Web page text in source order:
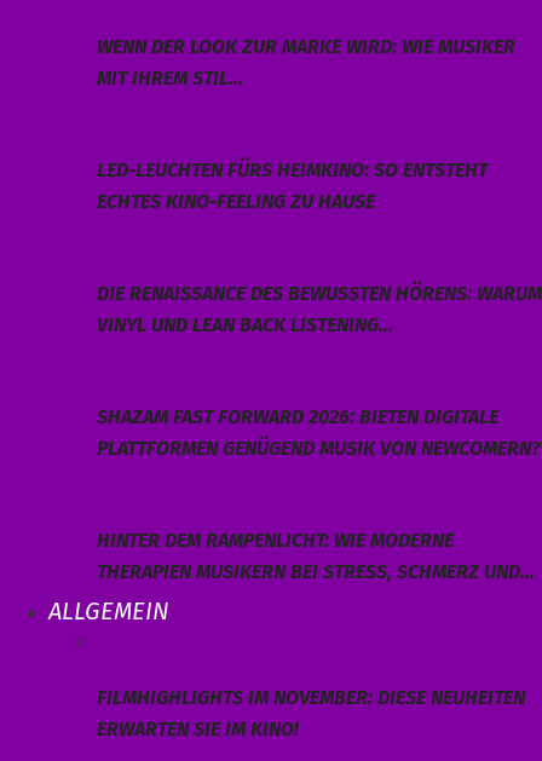
WENN DER LOOK ZUR MARKE WIRD: WIE MUSIKER
MIT IHREM STIL…
LED-LEUCHTEN FÜRS HEIMKINO: SO ENTSTEHT
ECHTES KINO-FEELING ZU HAUSE
DIE RENAISSANCE DES BEWUSSTEN HÖRENS: WARUM
VINYL UND LEAN BACK LISTENING…
SHAZAM FAST FORWARD 2026: BIETEN DIGITALE
PLATTFORMEN GENÜGEND MUSIK VON NEWCOMERN?
HINTER DEM RAMPENLICHT: WIE MODERNE
THERAPIEN MUSIKERN BEI STRESS, SCHMERZ UND…
ALLGEMEIN
FILMHIGHLIGHTS IM NOVEMBER: DIESE NEUHEITEN
ERWARTEN SIE IM KINO!